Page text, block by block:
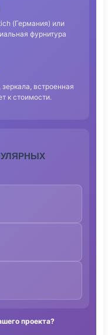
(Германия) или
фурнитура
встроенная
к стоимости.
проекта?